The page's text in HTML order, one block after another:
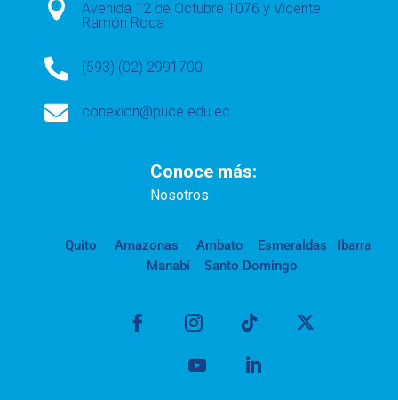

Avenida 12 de Octubre 1076 y Vicente
Ramón Roca
 (593) (02) 2991700
 conexion@puce.edu.ec
Conoce más:
Nosotros
Quito Amazonas Ambato Esmeraldas
Ibarra
Manabí
Santo Domingo